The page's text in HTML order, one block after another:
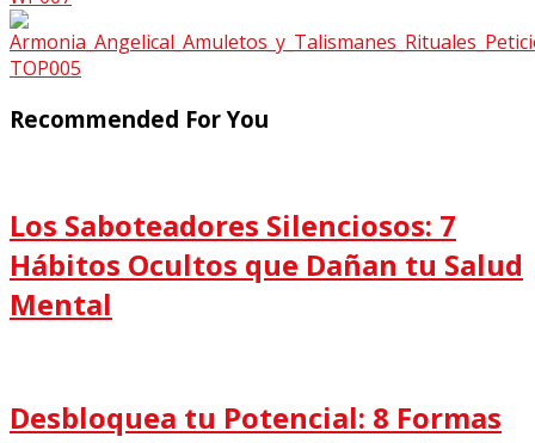
Recommended For You
Los Saboteadores Silenciosos: 7
Hábitos Ocultos que Dañan tu Salud
Mental
Desbloquea tu Potencial: 8 Formas